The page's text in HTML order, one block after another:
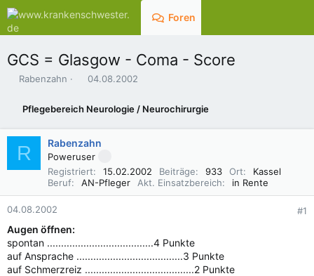
Foren
GCS = Glasgow - Coma - Score
E
e
Rabenzahn
E
s
t
e
l
l
a
04.08.2002
Pflegebereich Neurologie / Neurochirurgie
R Rabenzahn
Poweruser
Registriert
15.02.2002 Beiträge 933 Ort
Kassel
Beruf
AN-Pfleger Akt. Einsatzbereich in Rente
04.08.2002 #1
Augen öffnen:
spontan ......................................4 Punkte
auf Ansprache ......................................3 Punkte
auf Schmerzreiz .......................................2 Punkte